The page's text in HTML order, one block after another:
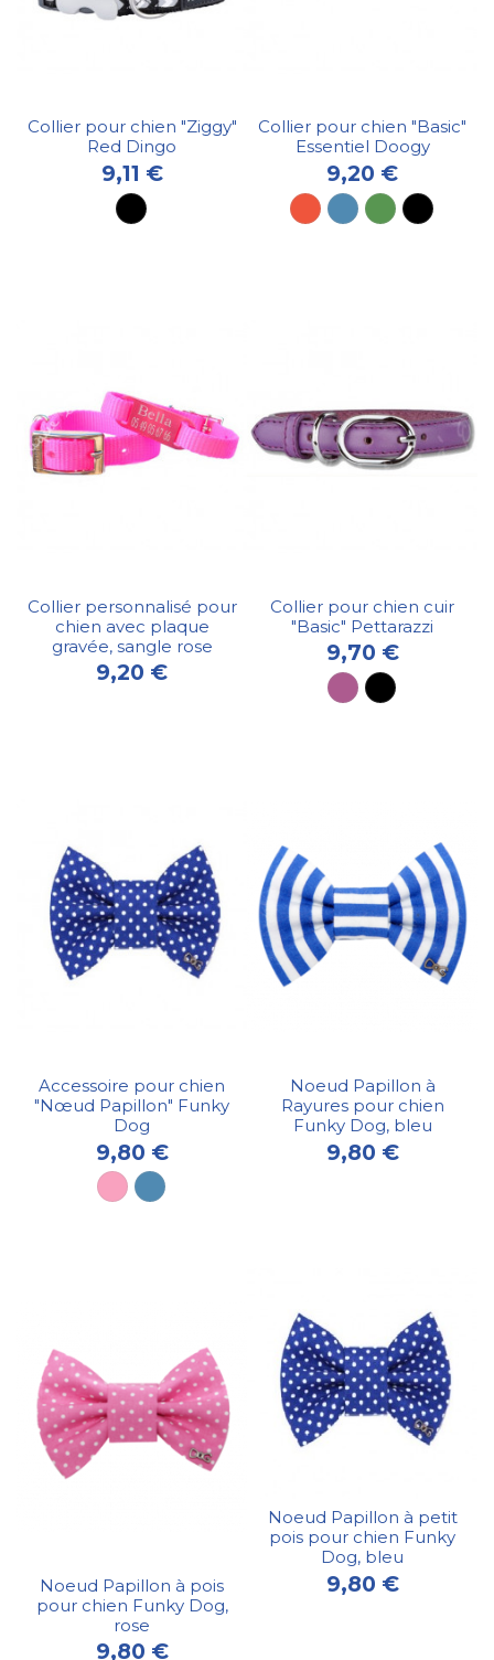
Collier pour chien "Ziggy"
Red Dingo
9,11 €
Collier pour chien "Basic"
Essentiel Doogy
9,20 €
Collier personnalisé pour
chien avec plaque
gravée, sangle rose
9,20 €
Collier pour chien cuir
"Basic" Pettarazzi
9,70 €
Accessoire pour chien
"Nœud Papillon" Funky
Dog
9,80 €
Noeud Papillon à
Rayures pour chien
Funky Dog, bleu
9,80 €
Noeud Papillon à pois
pour chien Funky Dog,
rose
9,80 €
Noeud Papillon à petit
pois pour chien Funky
Dog, bleu
9,80 €